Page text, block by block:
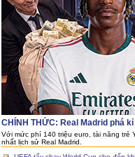
CHÍNH THỨC: Real Madrid phá
Với mức phí 140 triệu euro, tài năng trẻ
nhất lịch sử Real Madrid.